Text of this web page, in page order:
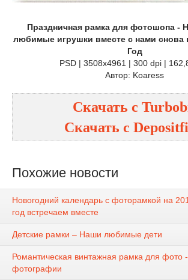
Праздничная рамка для фотошопа -
любимые игрушки вместе с нами снова
Год
PSD | 3508x4961 | 300 dpi |
Автор: Koaress
Скачать с
Скачать с
Похожие новости
Новогодний календарь с фоторамкой на
год встречаем вместе
Детские рамки – Наши любимые дети
Романтическая винтажная рамка для фото
фотографии